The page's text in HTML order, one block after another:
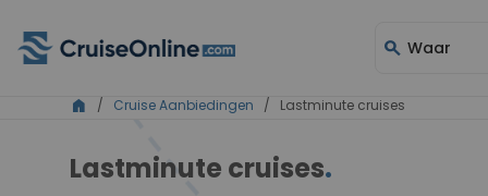
search Waar
home / Cruise Aanbiedingen / Lastminute cruises
Lastminute cruises.